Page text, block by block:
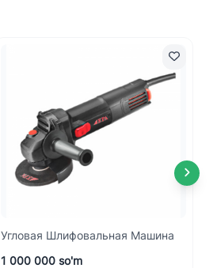
Угловая Шлифовальная Машина
1 000 000 so'm